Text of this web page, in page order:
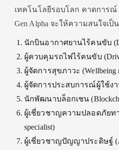
เทคโนโลยีรอบโลก คาดการ
Gen Alpha จะให้ความสนใจเ
นักบินอากาศยานไร้คนขับ
ผู้ควบคุมรถไฟไร้คนขับ
ผู้จัดการสุขภาวะ (Wellbeing
ผู้จัดการประสบการณ์ผู้ใช้งา
นักพัฒนาบล็อกเชน
ผู้เชี่ยวชาญความปลอดภัยทา
specialist)
ผู้เชี่ยวชาญปัญญาประดิษฐ์